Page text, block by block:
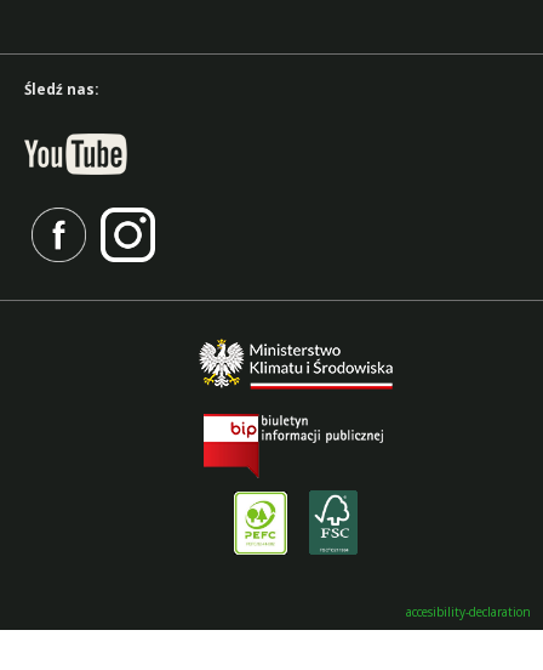
Śledź nas:
accesibility-declaration